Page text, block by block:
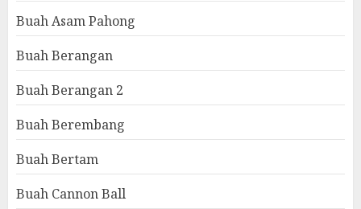
Buah Asam Pahong
Buah Berangan
Buah Berangan 2
Buah Berembang
Buah Bertam
Buah Cannon Ball